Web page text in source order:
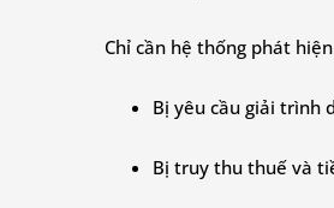
Chỉ cần hệ thống phát
Bị yêu cầu giải trình
Bị truy thu thuế và